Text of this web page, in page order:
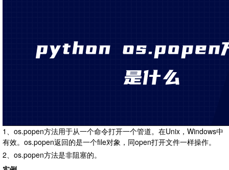
1、os.popen方法用于从一个命令打开一个管道。在Unix，Windows中
有效。os.popen返回的是一个file对象，同open打开文件一样操作。
2、os.popen方法是非阻塞的。